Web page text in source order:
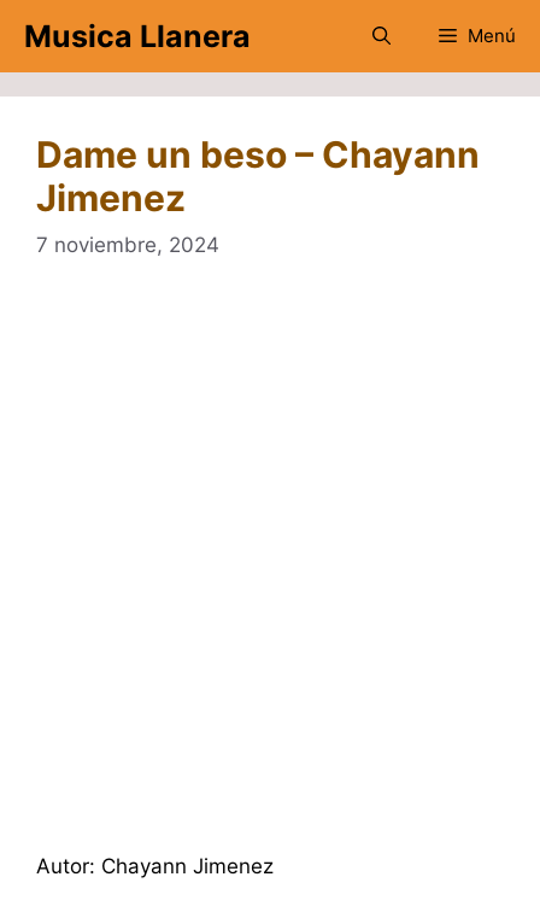
contenido
Musica Llanera Menú
Dame un beso – Chayann
Jimenez
7 noviembre, 2024
Autor: Chayann Jimenez